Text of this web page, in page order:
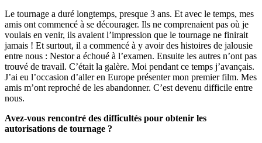
Le tournage a duré longtemps, presque 3 ans. Et avec le temps, mes
amis ont commencé à se décourager. Ils ne comprenaient pas où je
voulais en venir, ils avaient l’impression que le tournage ne finirait
jamais ! Et surtout, il a commencé à y avoir des histoires de jalousie
entre nous : Nestor a échoué à l’examen. Ensuite les autres n’ont pas
trouvé de travail. C’était la galère. Moi pendant ce temps j’avançais.
J’ai eu l’occasion d’aller en Europe présenter mon premier film. Mes
amis m’ont reproché de les abandonner. C’est devenu difficile entre
nous.
Avez-vous rencontré des difficultés pour obtenir les
autorisations de tournage ?